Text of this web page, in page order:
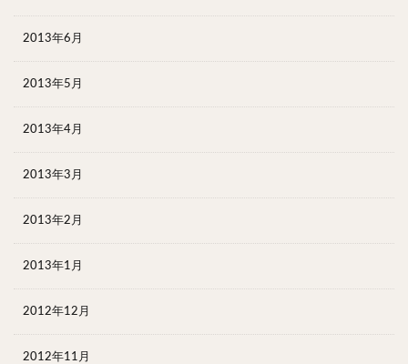
2013年6月
2013年5月
2013年4月
2013年3月
2013年2月
2013年1月
2012年12月
2012年11月